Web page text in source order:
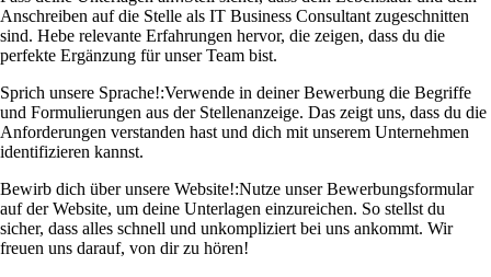
Anschreiben auf die Stelle als IT Business Consultant zugeschnitten
sind. Hebe relevante Erfahrungen hervor, die zeigen, dass du die
perfekte Ergänzung für unser Team bist.
Sprich unsere Sprache!:Verwende in deiner Bewerbung die Begriffe
und Formulierungen aus der Stellenanzeige. Das zeigt uns, dass du die
Anforderungen verstanden hast und dich mit unserem Unternehmen
identifizieren kannst.
Bewirb dich über unsere Website!:Nutze unser Bewerbungsformular
auf der Website, um deine Unterlagen einzureichen. So stellst du
sicher, dass alles schnell und unkompliziert bei uns ankommt. Wir
freuen uns darauf, von dir zu hören!